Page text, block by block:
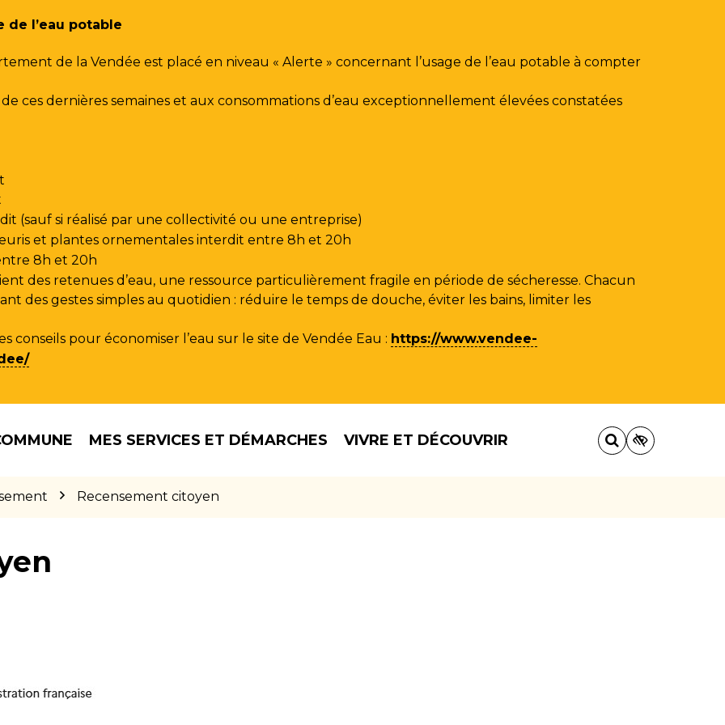
de l’eau potable
de la Vendée est placé en niveau « Alerte » concernant l’usage de l’eau potable à compter
ces dernières semaines et aux consommations d’eau exceptionnellement élevées constatées
(sauf si réalisé par une collectivité ou une entreprise)
et plantes ornementales interdit entre 8h et 20h
8h et 20h
des retenues d’eau, une ressource particulièrement fragile en période de sécheresse. Chacun
des gestes simples au quotidien : réduire le temps de douche, éviter les bains, limiter les
conseils pour économiser l’eau sur le site de Vendée Eau : https://www.vendee-
MES SERVICES ET DÉMARCHES VIVRE ET DÉCOUVRIR
Recensement citoyen